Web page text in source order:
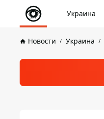
Украина
Новости Украина